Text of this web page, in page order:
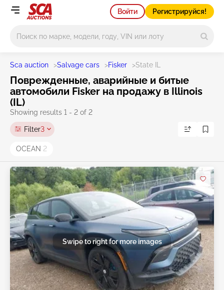
Войти Регистрируйся!
Sca auction >Salvage cars >Fisker >State IL
Поврежденные, аварийные и битые
автомобили Fisker на продажу в Illinois
(IL)
Showing results 1 - 2 of 2
Filter3
OCEAN 2
Swipe to right for more images